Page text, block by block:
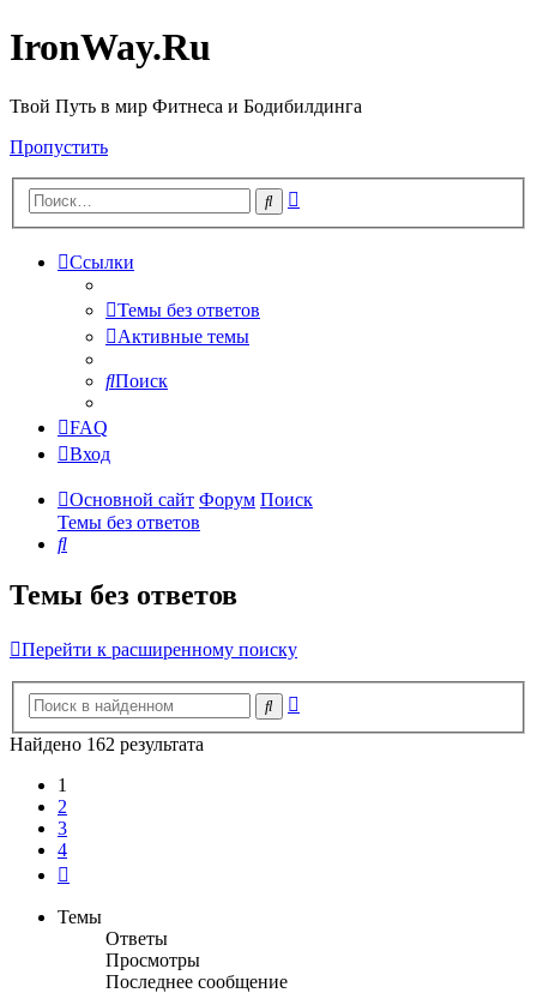
IronWay.Ru
Твой Путь в мир Фитнеса и Бодибилдинга
Пропустить
Поиск
Ссылки
Темы без ответов
Активные темы
Поиск
FAQ
Вход
Основной сайт Форум Поиск
Темы без ответов
Поиск
Темы без ответов
Перейти к расширенному поиску
Поиск
Найдено 162 результата
1
2
3
4
Темы
Ответы
Просмотры
Последнее сообщение